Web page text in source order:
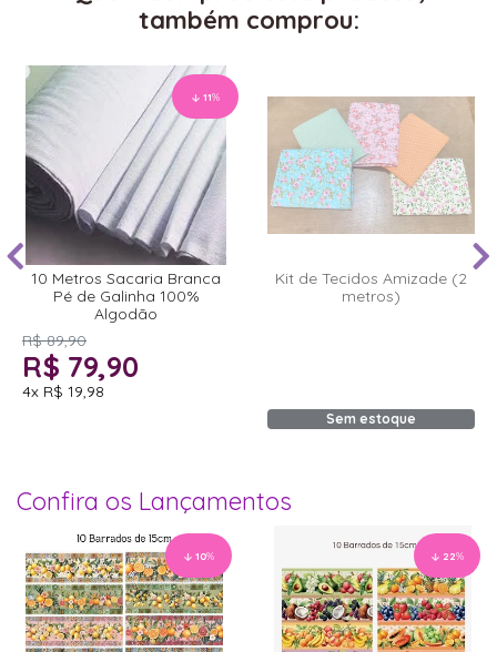
também comprou:
11%
10 Metros Sacaria Branca
Pé de Galinha 100%
Algodão
R$ 89,90
R$ 79,90
4x R$ 19,98
Kit de Tecidos Amizade (2
metros)
Sem estoque
Confira os Lançamentos
10% 22%